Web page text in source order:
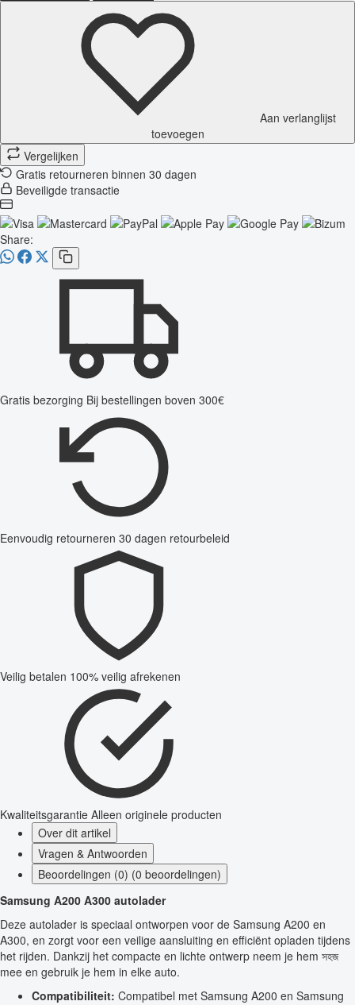
Aan verlanglijst
toevoegen
Vergelijken
Gratis retourneren binnen 30 dagen
Beveiligde transactie
Share:
Gratis bezorging Bij bestellingen boven 300€
Eenvoudig retourneren 30 dagen retourbeleid
Veilig betalen 100% veilig afrekenen
Kwaliteitsgarantie Alleen originele producten
Over dit artikel
Vragen & Antwoorden
Beoordelingen (0) (0 beoordelingen)
Samsung A200 A300 autolader
Deze autolader is speciaal ontworpen voor de Samsung A200 en
A300, en zorgt voor een veilige aansluiting en efficiënt opladen tijdens
het rijden. Dankzij het compacte en lichte ontwerp neem je hem সহজ
mee en gebruik je hem in elke auto.
Compatibiliteit: Compatibel met Samsung A200 en Samsung